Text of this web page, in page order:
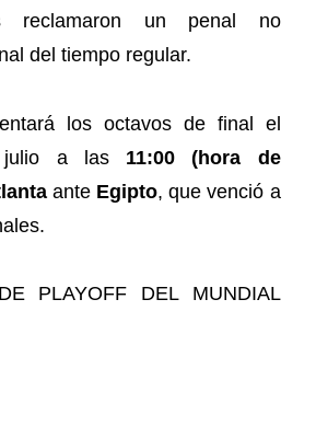
reclamaron un penal no
del tiempo regular.
los octavos de final el
julio a las 11:00 (hora de
ante Egipto, que venció a
PLAYOFF DEL MUNDIAL